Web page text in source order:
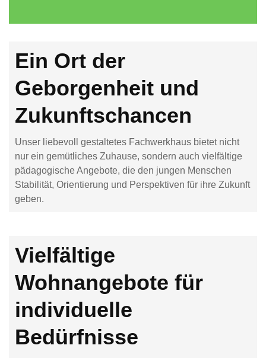
Ein Ort der
Geborgenheit und
Zukunftschancen
Unser liebevoll gestaltetes Fachwerkhaus bietet nicht
nur ein gemütliches Zuhause, sondern auch vielfältige
pädagogische Angebote, die den jungen Menschen
Stabilität, Orientierung und Perspektiven für ihre Zukunft
geben.
Vielfältige
Wohnangebote für
individuelle
Bedürfnisse